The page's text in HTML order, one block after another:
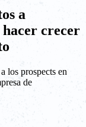
a
crecer
los prospects en
de